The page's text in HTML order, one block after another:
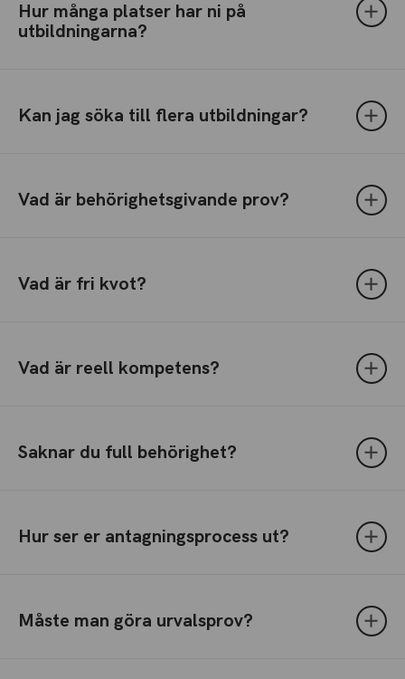
Hur många platser har ni på
utbildningarna?
Kan jag söka till flera utbildningar?
Vad är behörighetsgivande prov?
Vad är fri kvot?
Vad är reell kompetens?
Saknar du full behörighet?
Hur ser er antagningsprocess ut?
Måste man göra urvalsprov?